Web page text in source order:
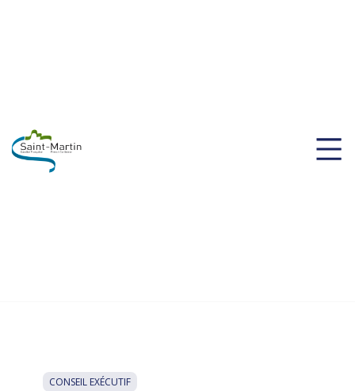
CONSEIL EXÉCUTIF